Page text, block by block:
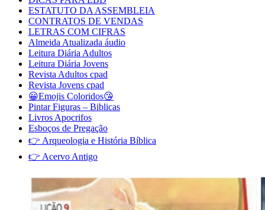
ESTATUTO DA ASSEMBLEIA
CONTRATOS DE VENDAS
LETRAS COM CIFRAS
Almeida Atualizada áudio
Leitura Diária Adultos
Leitura Diária Jovens
Revista Adultos cpad
Revista Jovens cpad
😀Emojis Coloridos😘
Pintar Figuras – Biblicas
Livros Apocrifos
Esboços de Pregação
👉 Arqueologia e História Bíblica
👉 Acervo Antigo